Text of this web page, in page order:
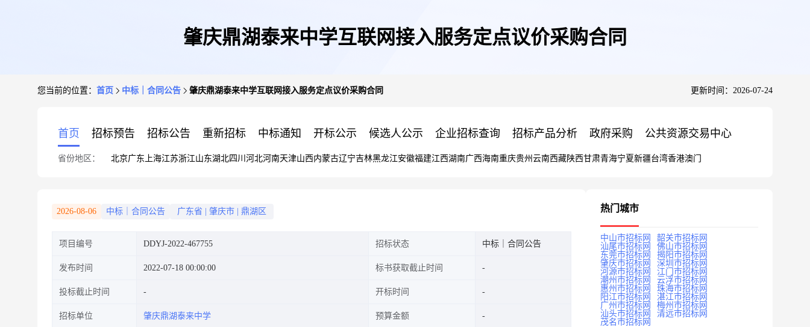
肇庆鼎湖泰来中学互联网接入服务定点议价采购合同
您当前的位置： 首页 中标｜合同公告 肇庆鼎湖泰来中学互联网接入服务定点议价采购合同 更新时间：2026-07-24
首页 招标预告 招标公告 重新招标 中标通知 开标公示 候选人公示 企业招标查询 招标产品分析 政府采购 公共资源交易中心
省份地区： 北京广东 上海江苏浙江山东湖北四川 河北河南天津山西内蒙古辽宁吉林黑龙江安徽福建江西湖南广西海南重庆贵州 云南西藏陕西甘肃青海宁夏新疆台湾香港澳门
2026-08-06 中标｜合同公告 广东省 肇庆市 鼎湖区
项目编号 DDYJ-2022-467755 招标状态 中标｜合同公告
发布时间 2022-07-18 00:00:00 标书获取截止时间
投标截止时间 开标时间
招标单位 肇庆鼎湖泰来中学 预算金额
热门城市
中山市招标网
韶关市招标网
汕尾市招标网
佛山市招标网
东莞市招标网
揭阳市招标网
肇庆市招标网
深圳市招标网
河源市招标网
江门市招标网
潮州市招标网
云浮市招标网
惠州市招标网
珠海市招标网
阳江市招标网
湛江市招标网
广州市招标网
梅州市招标网
汕头市招标网
清远市招标网
茂名市招标网